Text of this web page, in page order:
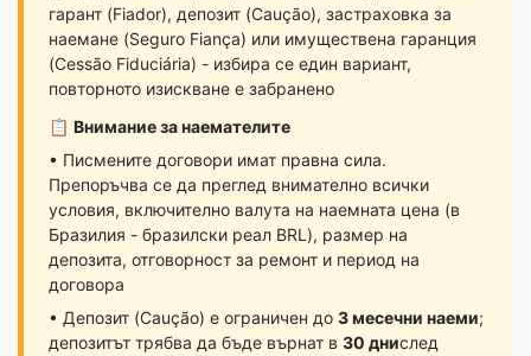
гарант (Fiador), депозит (Caução), застраховка за
наемане (Seguro Fiança) или имуществена гаранция
(Cessão Fiduciária) - избира се един вариант,
повторното изискване е забранено
📋 Внимание за наемателите
• Писмените договори имат правна сила.
Препоръчва се да преглед внимателно всички
условия, включително валута на наемната цена (в
Бразилия - бразилски реал BRL), размер на
депозита, отговорност за ремонт и период на
договора
• Депозит (Caução) е ограничен до 3 месечни наеми;
депозитът трябва да бъде върнат в 30 днислед